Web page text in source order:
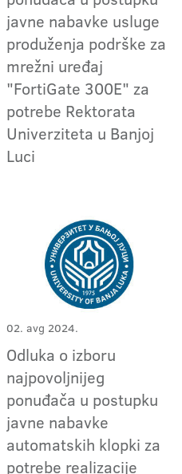
javne nabavke usluge
produženja podrške za
mrežni uređaj
"FortiGate 300E" za
potrebe Rektorata
Univerziteta u Banjoj
Luci
02. avg 2024.
Odluka o izboru
najpovoljnijeg
ponuđača u postupku
javne nabavke
automatskih klopki za
potrebe realizacije